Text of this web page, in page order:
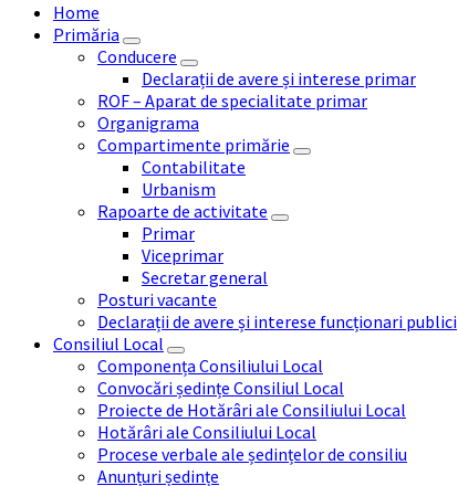
Home
Primăria
Conducere
Declarații de avere și interese primar
ROF – Aparat de specialitate primar
Organigrama
Compartimente primărie
Contabilitate
Urbanism
Rapoarte de activitate
Primar
Viceprimar
Secretar general
Posturi vacante
Declarații de avere și interese funcționari publici
Consiliul Local
Componența Consiliului Local
Convocări ședințe Consiliul Local
Proiecte de Hotărâri ale Consiliului Local
Hotărâri ale Consiliului Local
Procese verbale ale ședințelor de consiliu
Anunțuri ședințe